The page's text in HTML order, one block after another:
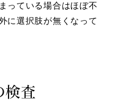
っている場合はほぼ不
に選択肢が無くなって
検査